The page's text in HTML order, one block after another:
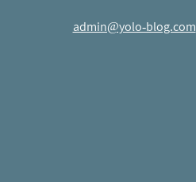
admin@yolo-blog.com